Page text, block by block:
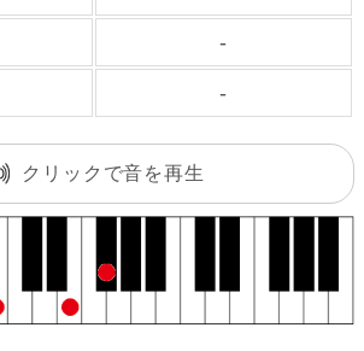
-
-
クリックで音を再生